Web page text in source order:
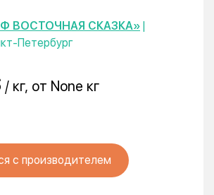
ВОСТОЧНАЯ СКАЗКА» |
Петербург
/ кг, от None кг
с производителем